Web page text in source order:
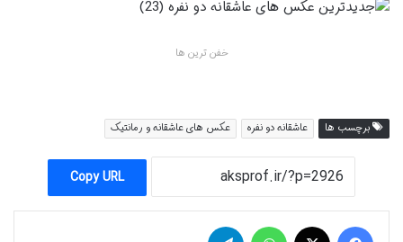
خفن ترین ها
برچسب ها عاشقانه دو نفره عکس های عاشقانه و رمانتیک
Copy URL
فیس بوک واتس آپ